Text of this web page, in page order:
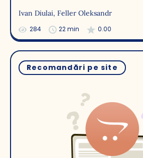
produse AI cu studii de caz
ecommerce
Ivan Diulai, Feller Oleksandr
284 22 min 0.00
Recomandări pe site